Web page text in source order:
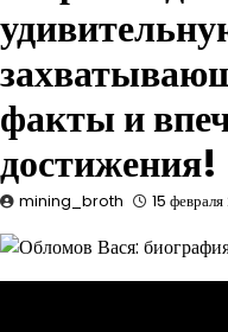
факты и
достижения!
mining_broth 15